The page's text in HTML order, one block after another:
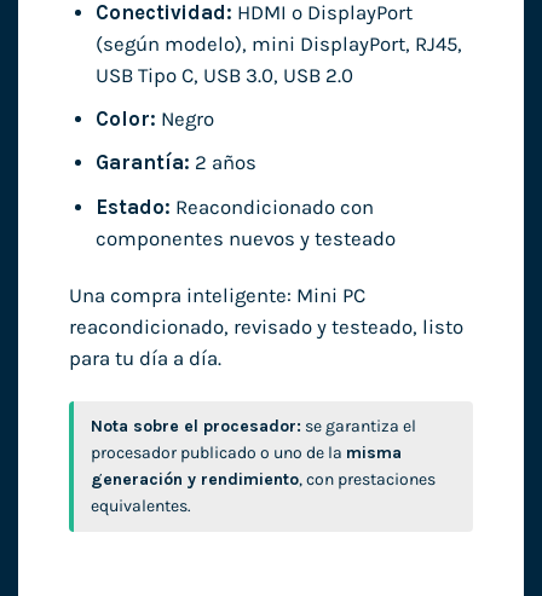
Conectividad: HDMI o DisplayPort
(según modelo), mini DisplayPort, RJ45,
USB Tipo C, USB 3.0, USB 2.0
Color: Negro
Garantía: 2 años
Estado: Reacondicionado con
componentes nuevos y testeado
Una compra inteligente: Mini PC
reacondicionado, revisado y testeado, listo
para tu día a día.
Nota sobre el procesador: se garantiza el
procesador publicado o uno de la misma
generación y rendimiento, con prestaciones
equivalentes.